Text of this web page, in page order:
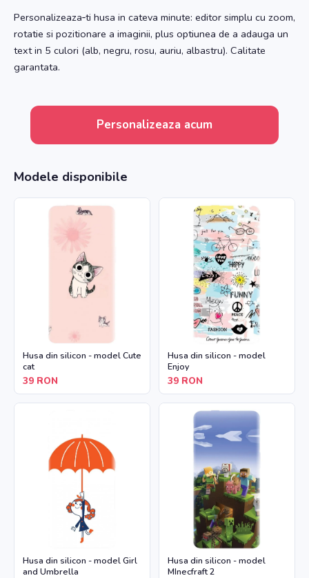
Personalizeaza‑ti husa in cateva minute: editor simplu cu zoom,
rotatie si pozitionare a imaginii, plus optiunea de a adauga un
text in 5 culori (alb, negru, rosu, auriu, albastru). Calitate
garantata.
Personalizeaza acum
Modele disponibile
Husa din silicon - model Cute
cat
39 RON
Husa din silicon - model
Enjoy
39 RON
Husa din silicon - model Girl
and Umbrella
Husa din silicon - model
MInecfraft 2